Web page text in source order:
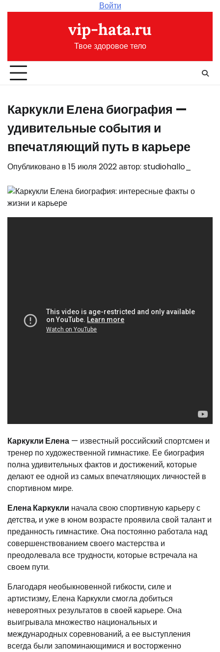
Войти
vip-hata.ru
Твое здоровое тело
Каркукли Елена биография —
удивительные события и
впечатляющий путь в карьере
Опубликовано в 15 июля 2022автор: studiohallo_
Каркукли Елена — известный российский спортсмен и
тренер по художественной гимнастике. Ее биография
полна удивительных фактов и достижений, которые
делают ее одной из самых впечатляющих личностей в
спортивном мире.
Елена Каркукли начала свою спортивную карьеру с
детства, и уже в юном возрасте проявила свой талант и
преданность гимнастике. Она постоянно работала над
совершенствованием своего мастерства и
преодолевала все трудности, которые встречала на
своем пути.
Благодаря необыкновенной гибкости, силе и
артистизму, Елена Каркукли смогла добиться
невероятных результатов в своей карьере. Она
выигрывала множество национальных и
международных соревнований, а ее выступления
всегда были запоминающимися и восторженно